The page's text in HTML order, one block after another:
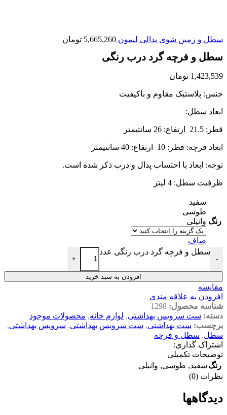
سطل و زمین شوی پدالی لیمون 5,665,260 تومان
سطل و فرچه گرد درب رنگی
1,423,539 تومان
جنس: پلاستیک مقاوم و باکیفیت
ابعاد سطل:
قطر: 21.5 ارتفاع: 26 سانتیمتر
ابعاد فرچه: قطر: 10 ارتفاع: 40 سانتیمتر
توجه: ابعاد با احتساب پدال و درب ذکر شده است.
ظرفیت سطل: 4 لیتر
رنگ
سفید
طوسی
وانیلی
صاف
-
سطل و فرچه گرد درب رنگی عدد
+
افزودن به سبد خرید
مقایسه
افزودن به علاقه مندی
شناسه محصول: 1298
دسته: ست سرویس بهداشتی, لوازم خانه, محصولات موجود
برچسب: ست بهداشتی, ست سرویس بهداشتی, سرویس بهداشتی,
سطل, سطل و فرچه
اشتراک گذاری:
توضیحات تکمیلی
رنگ سفید, طوسی, وانیلی
نظرات (0)
دیدگاهها